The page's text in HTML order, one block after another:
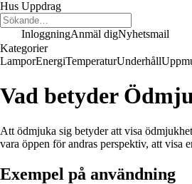
Hus Uppdrag
InloggningAnmäl digNyhetsmail
Kategorier
LamporEnergiTemperaturUnderhåll
Vad betyder
Att ödmjuka sig betyder att visa
vara öppen för andras perspektiv, att visa
Exempel på användning